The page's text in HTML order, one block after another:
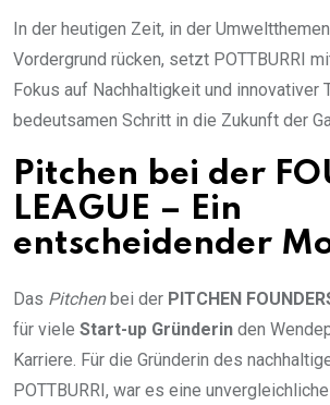
In der heutigen Zeit, in der
Vordergrund rücken, setzt POTTBURRI
Fokus auf Nachhaltigkeit und innovativer
bedeutsamen Schritt in die Zukunft der
Pitchen bei der
LEAGUE – Ein
entscheidender
Das Pitchenbei der PITCHEN
für viele Start-up Gründerin den
Karriere. Für die Gründerin des
POTTBURRI, war es eine